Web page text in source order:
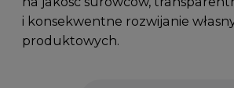
i konsekwentne rozwijanie
produktowych.